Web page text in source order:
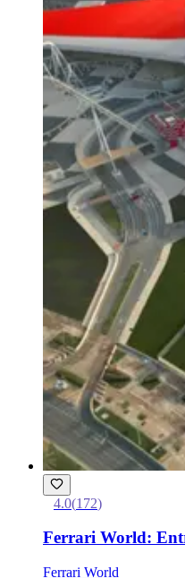
4.0(172)
Ferrari World:
Ferrari World